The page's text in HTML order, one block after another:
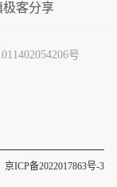
极客分享
号
京ICP备2022017863号-3